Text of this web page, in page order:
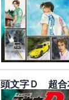
頭文字Ｄ 超合